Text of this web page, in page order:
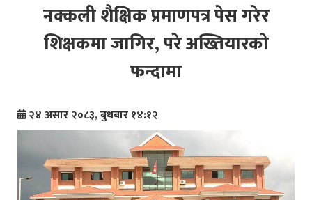
नक्कली शैक्षिक प्रमाणपत्र पेस गरेर
शिक्षकमा जागिर, परे अख्तियारको
फन्दामा
२४ असार २०८३, बुधबार १४:१२